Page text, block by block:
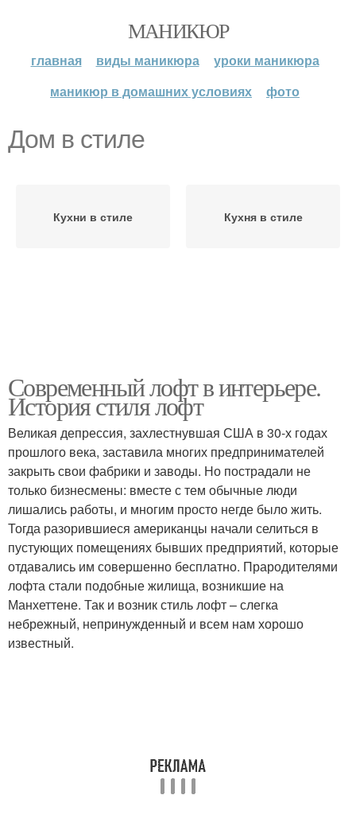
МАНИКЮР
главная виды маникюра
уроки маникюра
маникюр в домашних условиях
фото
Дом в стиле
Кухни в стиле Кухня в стиле
Современный лофт в интерьере.
История стиля лофт
Великая депрессия, захлестнувшая США в 30-х годах
прошлого века, заставила многих предпринимателей
закрыть свои фабрики и заводы. Но пострадали не
только бизнесмены: вместе с тем обычные люди
лишались работы, и многим просто негде было жить.
Тогда разорившиеся американцы начали селиться в
пустующих помещениях бывших предприятий, которые
отдавались им совершенно бесплатно. Прародителями
лофта стали подобные жилища, возникшие на
Манхеттене. Так и возник стиль лофт – слегка
небрежный, непринужденный и всем нам хорошо
известный.